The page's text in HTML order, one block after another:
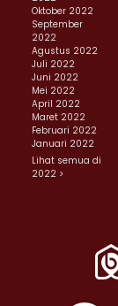
Oktober 2022
September
2022
Agustus 2022
Juli 2022
Juni 2022
Mei 2022
April 2022
Maret 2022
Februari 2022
Januari 2022
Lihat semua di
2022 >